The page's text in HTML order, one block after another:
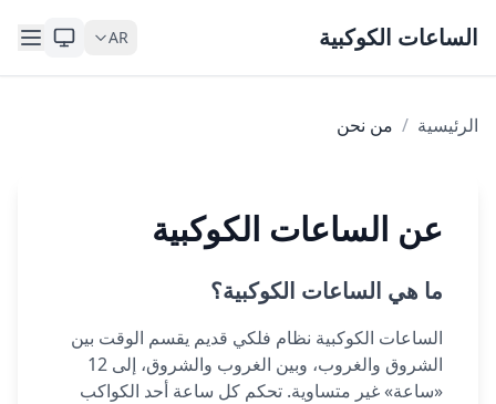
الساعات الكوكبية AR
الرئيسية / من نحن
عن الساعات الكوكبية
ما هي الساعات الكوكبية؟
الساعات الكوكبية نظام فلكي قديم يقسم الوقت بين
الشروق والغروب، وبين الغروب والشروق، إلى 12
«ساعة» غير متساوية. تحكم كل ساعة أحد الكواكب